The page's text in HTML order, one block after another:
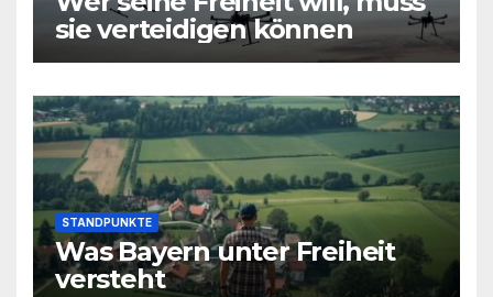
sie verteidigen können
STANDPUNKTE
Was Bayern unter Freiheit
versteht